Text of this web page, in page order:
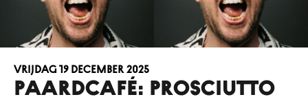
Paardcafé: Prosciutto
vrijdag 19 december 2025